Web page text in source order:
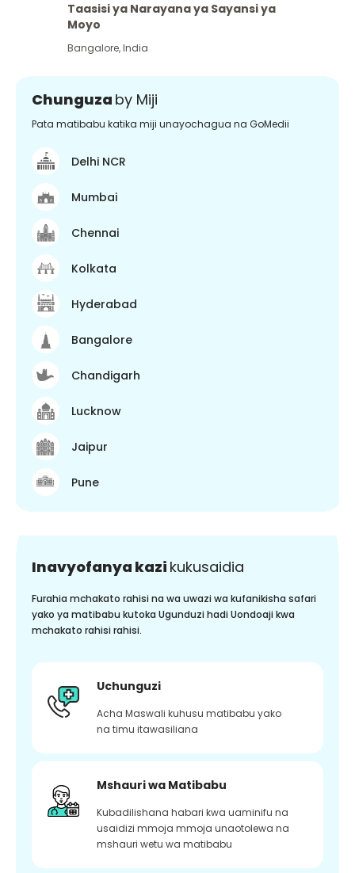
Taasisi ya Narayana ya Sayansi ya
Moyo
Bangalore,India
Chunguza by Miji
Pata matibabu katika miji unayochagua na GoMedii
Delhi NCR
Mumbai
Chennai
Kolkata
Hyderabad
Bangalore
Chandigarh
Lucknow
Jaipur
Pune
Inavyofanya kazi kukusaidia
Furahia mchakato rahisi na wa uwazi wa kufanikisha safari
yako ya matibabu kutoka Ugunduzi hadi Uondoaji kwa
mchakato rahisi rahisi.
Uchunguzi
Acha Maswali kuhusu matibabu yako
na timu itawasiliana
Mshauri wa Matibabu
Kubadilishana habari kwa uaminifu na
usaidizi mmoja mmoja unaotolewa na
mshauri wetu wa matibabu